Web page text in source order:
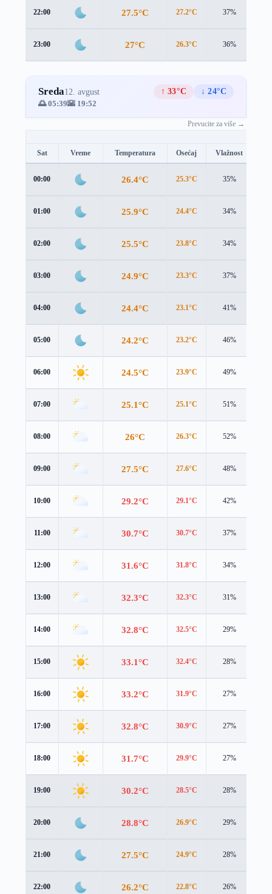
22:00 27.5°C 27.2°C 37%
23:00 27°C 26.3°C 36%
Sreda12. avgust ↑ 33°C
↓ 24°C
🌅 05:39🌇 19:52
Prevucite za više →
Sat Vreme Temperatura Osećaj Vlažnost
00:00 26.4°C 25.3°C 35%
01:00 25.9°C 24.4°C 34%
02:00 25.5°C 23.8°C 34%
03:00 24.9°C 23.3°C 37%
04:00 24.4°C 23.1°C 41%
05:00 24.2°C 23.2°C 46%
06:00 24.5°C 23.9°C 49%
07:00 25.1°C 25.1°C 51%
08:00 26°C 26.3°C 52%
09:00 27.5°C 27.6°C 48%
10:00 29.2°C 29.1°C 42%
11:00 30.7°C 30.7°C 37%
12:00 31.6°C 31.8°C 34%
13:00 32.3°C 32.3°C 31%
14:00 32.8°C 32.5°C 29%
15:00 33.1°C 32.4°C 28%
16:00 33.2°C 31.9°C 27%
17:00 32.8°C 30.9°C 27%
18:00 31.7°C 29.9°C 27%
19:00 30.2°C 28.5°C 28%
20:00 28.8°C 26.9°C 29%
21:00 27.5°C 24.9°C 28%
22:00 26.2°C 22.8°C 26%